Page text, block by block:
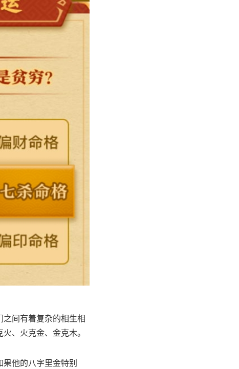
间有着复杂的相生相
、火克金、金克木。
他的八字里金特别